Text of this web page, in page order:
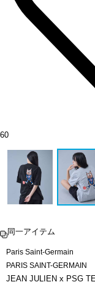
60
同一アイテム
Paris Saint-Germain
PARIS SAINT-GERMAIN
JEAN JULIEN x PSG